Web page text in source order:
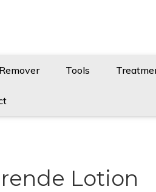
Remover Tools
Lotion